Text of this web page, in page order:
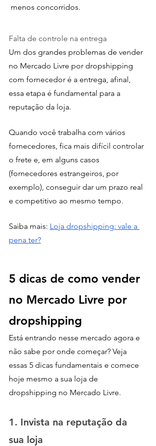
menos concorridos.
Falta de controle na entrega
Um dos grandes problemas de vender
no Mercado Livre por dropshipping
com fornecedor é a entrega, afinal,
essa etapa é fundamental para a
reputação da loja.
Quando você trabalha com vários
fornecedores, fica mais difícil controlar
o frete e, em alguns casos
(fornecedores estrangeiros, por
exemplo), conseguir dar um prazo real
e competitivo ao mesmo tempo.
Saiba mais: Loja dropshipping: vale a
pena ter?
5 dicas de como vender
no Mercado Livre por
dropshipping
Está entrando nesse mercado agora e
não sabe por onde começar? Veja
essas 5 dicas fundamentais e comece
hoje mesmo a sua loja de
dropshipping no Mercado Livre.
1. Invista na reputação da
sua loja